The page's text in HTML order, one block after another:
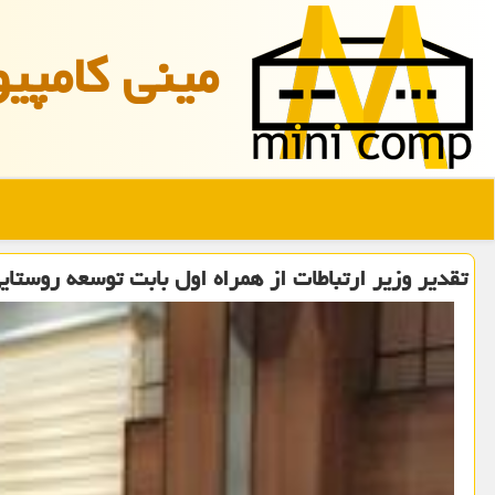
مینی
تقدیر وزیر ارتباطات از همراه اول بابت توسعه